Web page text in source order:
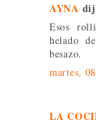
AYNA
Esos
helado
besazo.
martes,
LA